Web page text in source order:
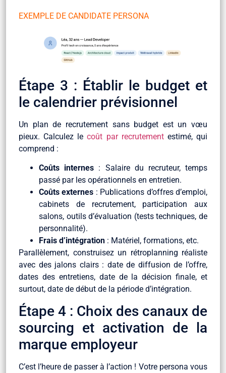
EXEMPLE DE CANDIDATE PERSONA
Étape 3 : Établir le budget et
le calendrier prévisionnel
Un plan de recrutement sans budget est un vœu
pieux. Calculez lecoût par recrutementestimé, qui
comprend :
Coûts internes : Salaire du recruteur, temps
passé par les opérationnels en entretien.
Coûts externes : Publications d’offres d’emploi,
cabinets de recrutement, participation aux
salons, outils d’évaluation (tests techniques, de
personnalité).
Frais d’intégration : Matériel, formations, etc.
Parallèlement, construisez un rétroplanning réaliste
avec des jalons clairs : date de diffusion de l’offre,
dates des entretiens, date de la décision finale, et
surtout, date de début de la période d’intégration.
Étape 4 : Choix des canaux de
sourcing et activation de la
marque employeur
C’est l’heure de passer à l’action ! Votre persona vous